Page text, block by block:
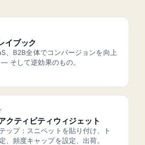
イブック
、B2B全体でコンバージョンを向上
そして逆効果のもの。
クティビティウィジェット
ップ：スニペットを貼り付け、ト
、頻度キャップを設定、出荷。